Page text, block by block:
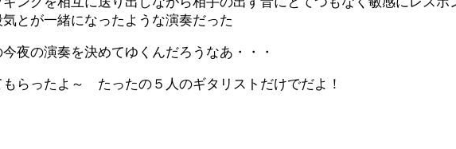
とが一緒になったような演奏だった
夜の演奏を決めてゆくんだろうなあ・・・
らったよ～ たったの５人のギタリストだけでだよ！